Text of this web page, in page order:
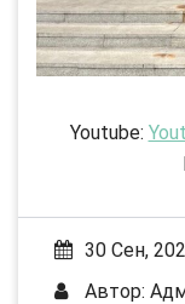
Youtube:
30 Сен,
Автор: